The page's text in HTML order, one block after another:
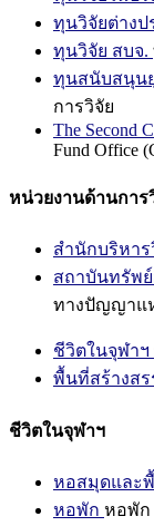
ทุนวิจัยต่างป
ทุนวิจัย สบจ.
ทุนสนับสนุน
การวิจัย
The Second
Fund Office
หน่วยงานด้านการ
สำนักบริหาร
สถาบันทรัพ
ทางปัญญาแ
ชีวิตในจุฬาฯ
พื้นที่สร้างสร
ชีวิตในจุฬาฯ
หอสมุดและ
หอพัก หอพัก